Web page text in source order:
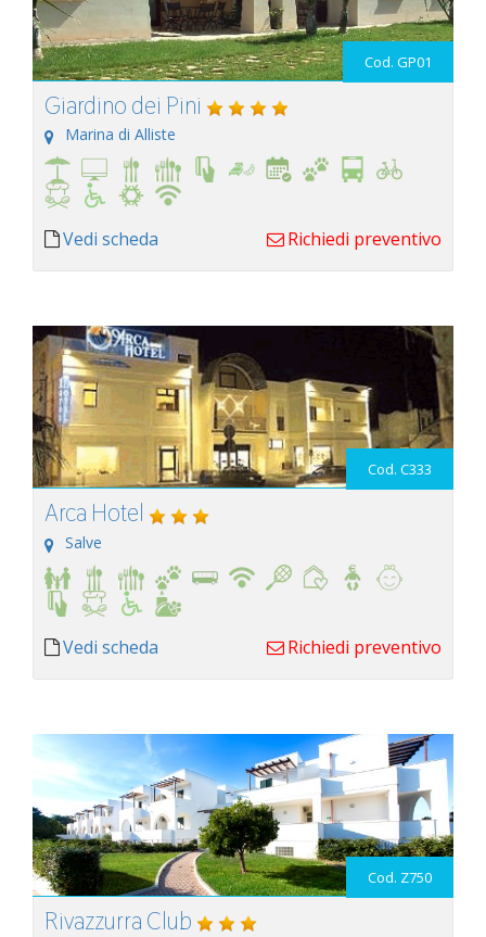
Cod. GP01
Giardino dei Pini
Marina di Alliste
Vedi scheda Richiedi preventivo
Cod. C333
Arca Hotel
Salve
Vedi scheda Richiedi preventivo
Cod. Z750
Rivazzurra Club